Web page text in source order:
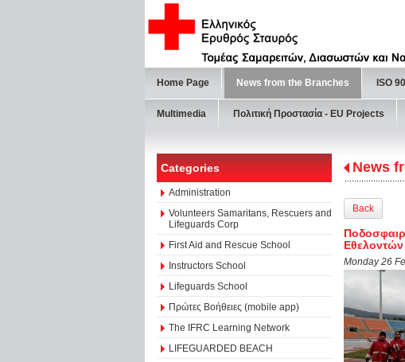
Home Page News from the Branches ISO
Multimedia Πολιτική Προστασία - ΕU Projects
Categories
Administration
Volunteers Samaritans, Rescuers and
Lifeguards Corp
First Aid and Rescue School
Instructors School
Lifeguards School
Πρώτες Βοήθειες (mobile app)
The IFRC Learning Network
LIFEGUARDED BEACH
News
Back
Monday 26